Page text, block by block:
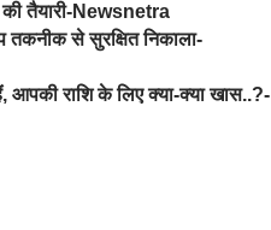
की तैयारी-Newsnetra
तकनीक से सुरक्षित निकाला-
राशि के लिए क्या-क्या खास..?-